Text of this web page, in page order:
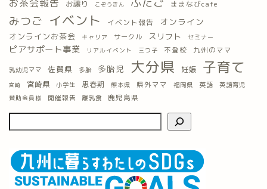
お茶会報告 お譲り こぞうきん ままなびcafe
みつご イベント イベント報告 オンライン
オンラインお茶会 キャリア サークル スリフト セミナー
ピアサポート事業 リアルイベント 三つ子 不登校 九州のママ
乳幼児ママ 佐賀県 多胎 多胎児 大分県 妊娠 子育て
宮崎 宮崎県 小学生 思春期 熊本県 県外ママ 福岡県 英語 英語育児
賛助会員様 開催報告 離乳食 鹿児島県